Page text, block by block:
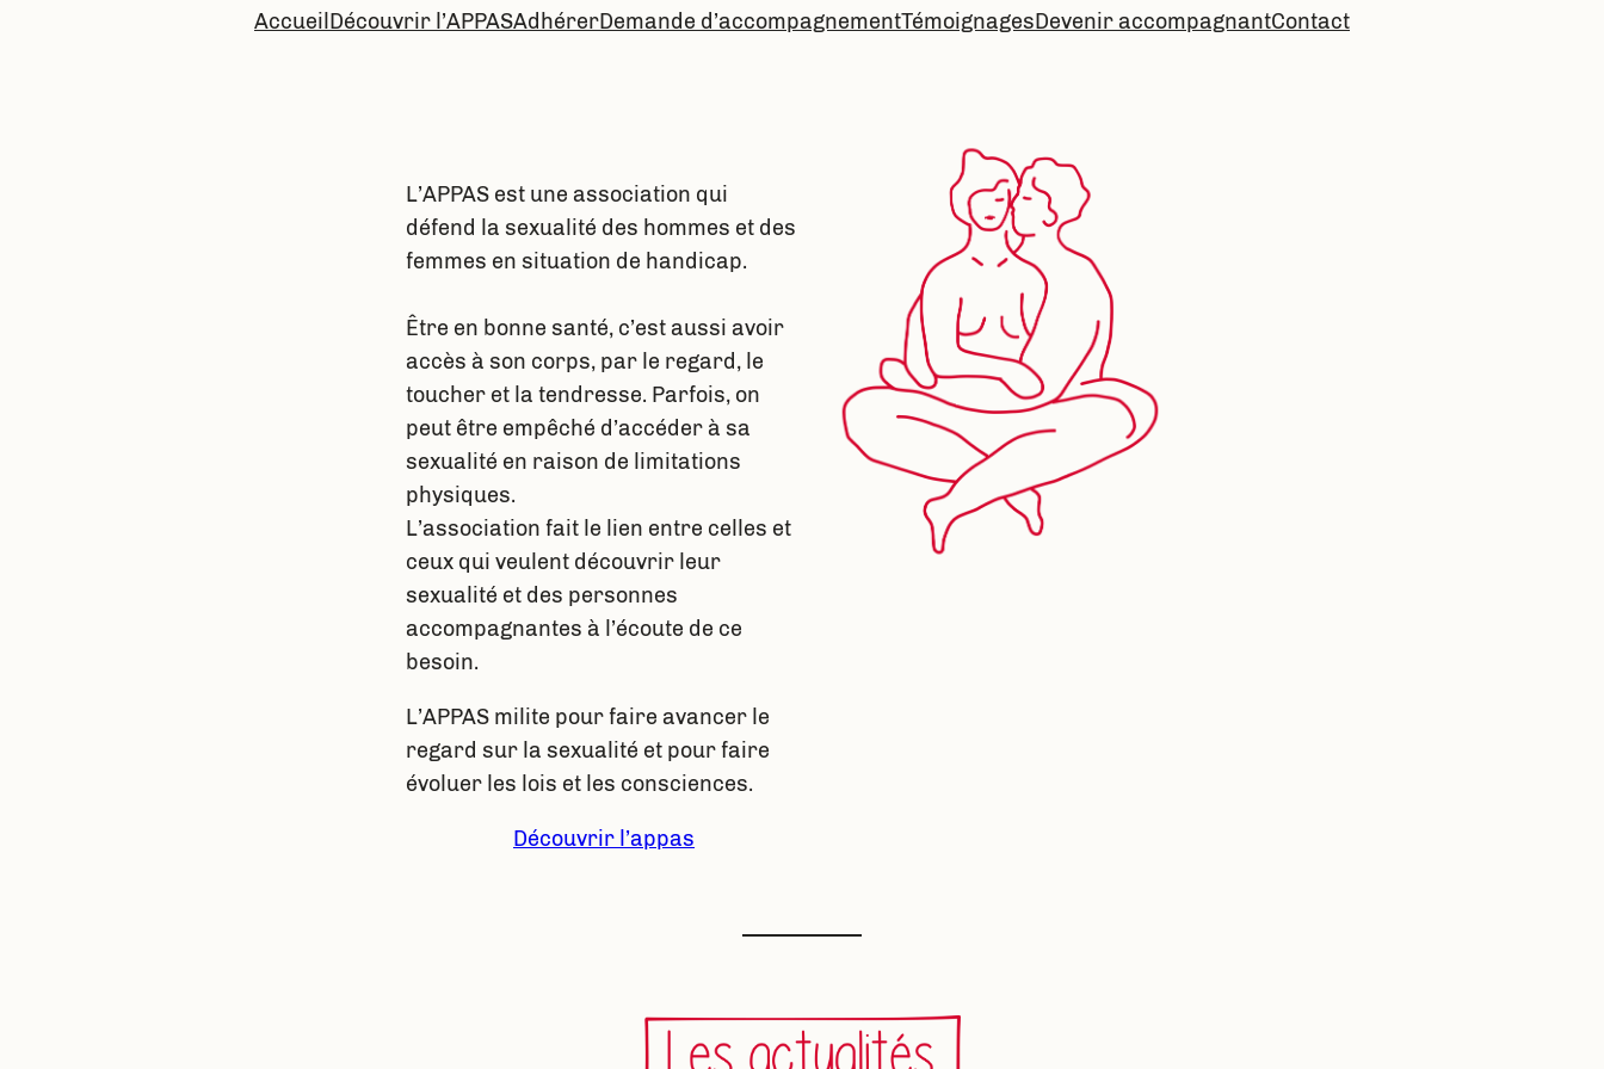
Accueil Découvrir l’APPASAdhérerDemande d’accompagnementTémoignagesDevenir accompagnantContact
L’APPAS est une association qui
défend la sexualité des hommes et des
femmes en situation de handicap.
Être en bonne santé, c’est aussi avoir
accès à son corps, par le regard, le
toucher et la tendresse. Parfois, on
peut être empêché d’accéder à sa
sexualité en raison de limitations
physiques.
L’association fait le lien entre celles et
ceux qui veulent découvrir leur
sexualité et des personnes
accompagnantes à l’écoute de ce
besoin.
L’APPAS milite pour faire avancer le
regard sur la sexualité et pour faire
évoluer les lois et les consciences.
Découvrir l’appas